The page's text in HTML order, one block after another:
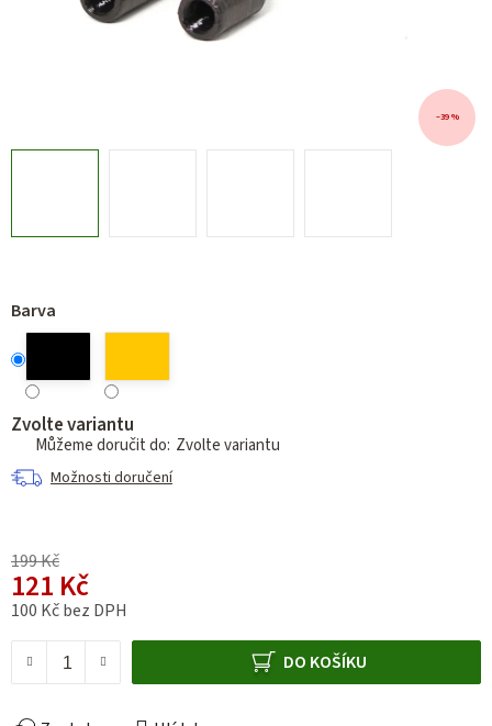
Barva
Zvolte variantu
Zvolte variantu
Možnosti doručení
199 Kč
121 Kč
100 Kč bez DPH
DO KOŠÍKU
–39 %